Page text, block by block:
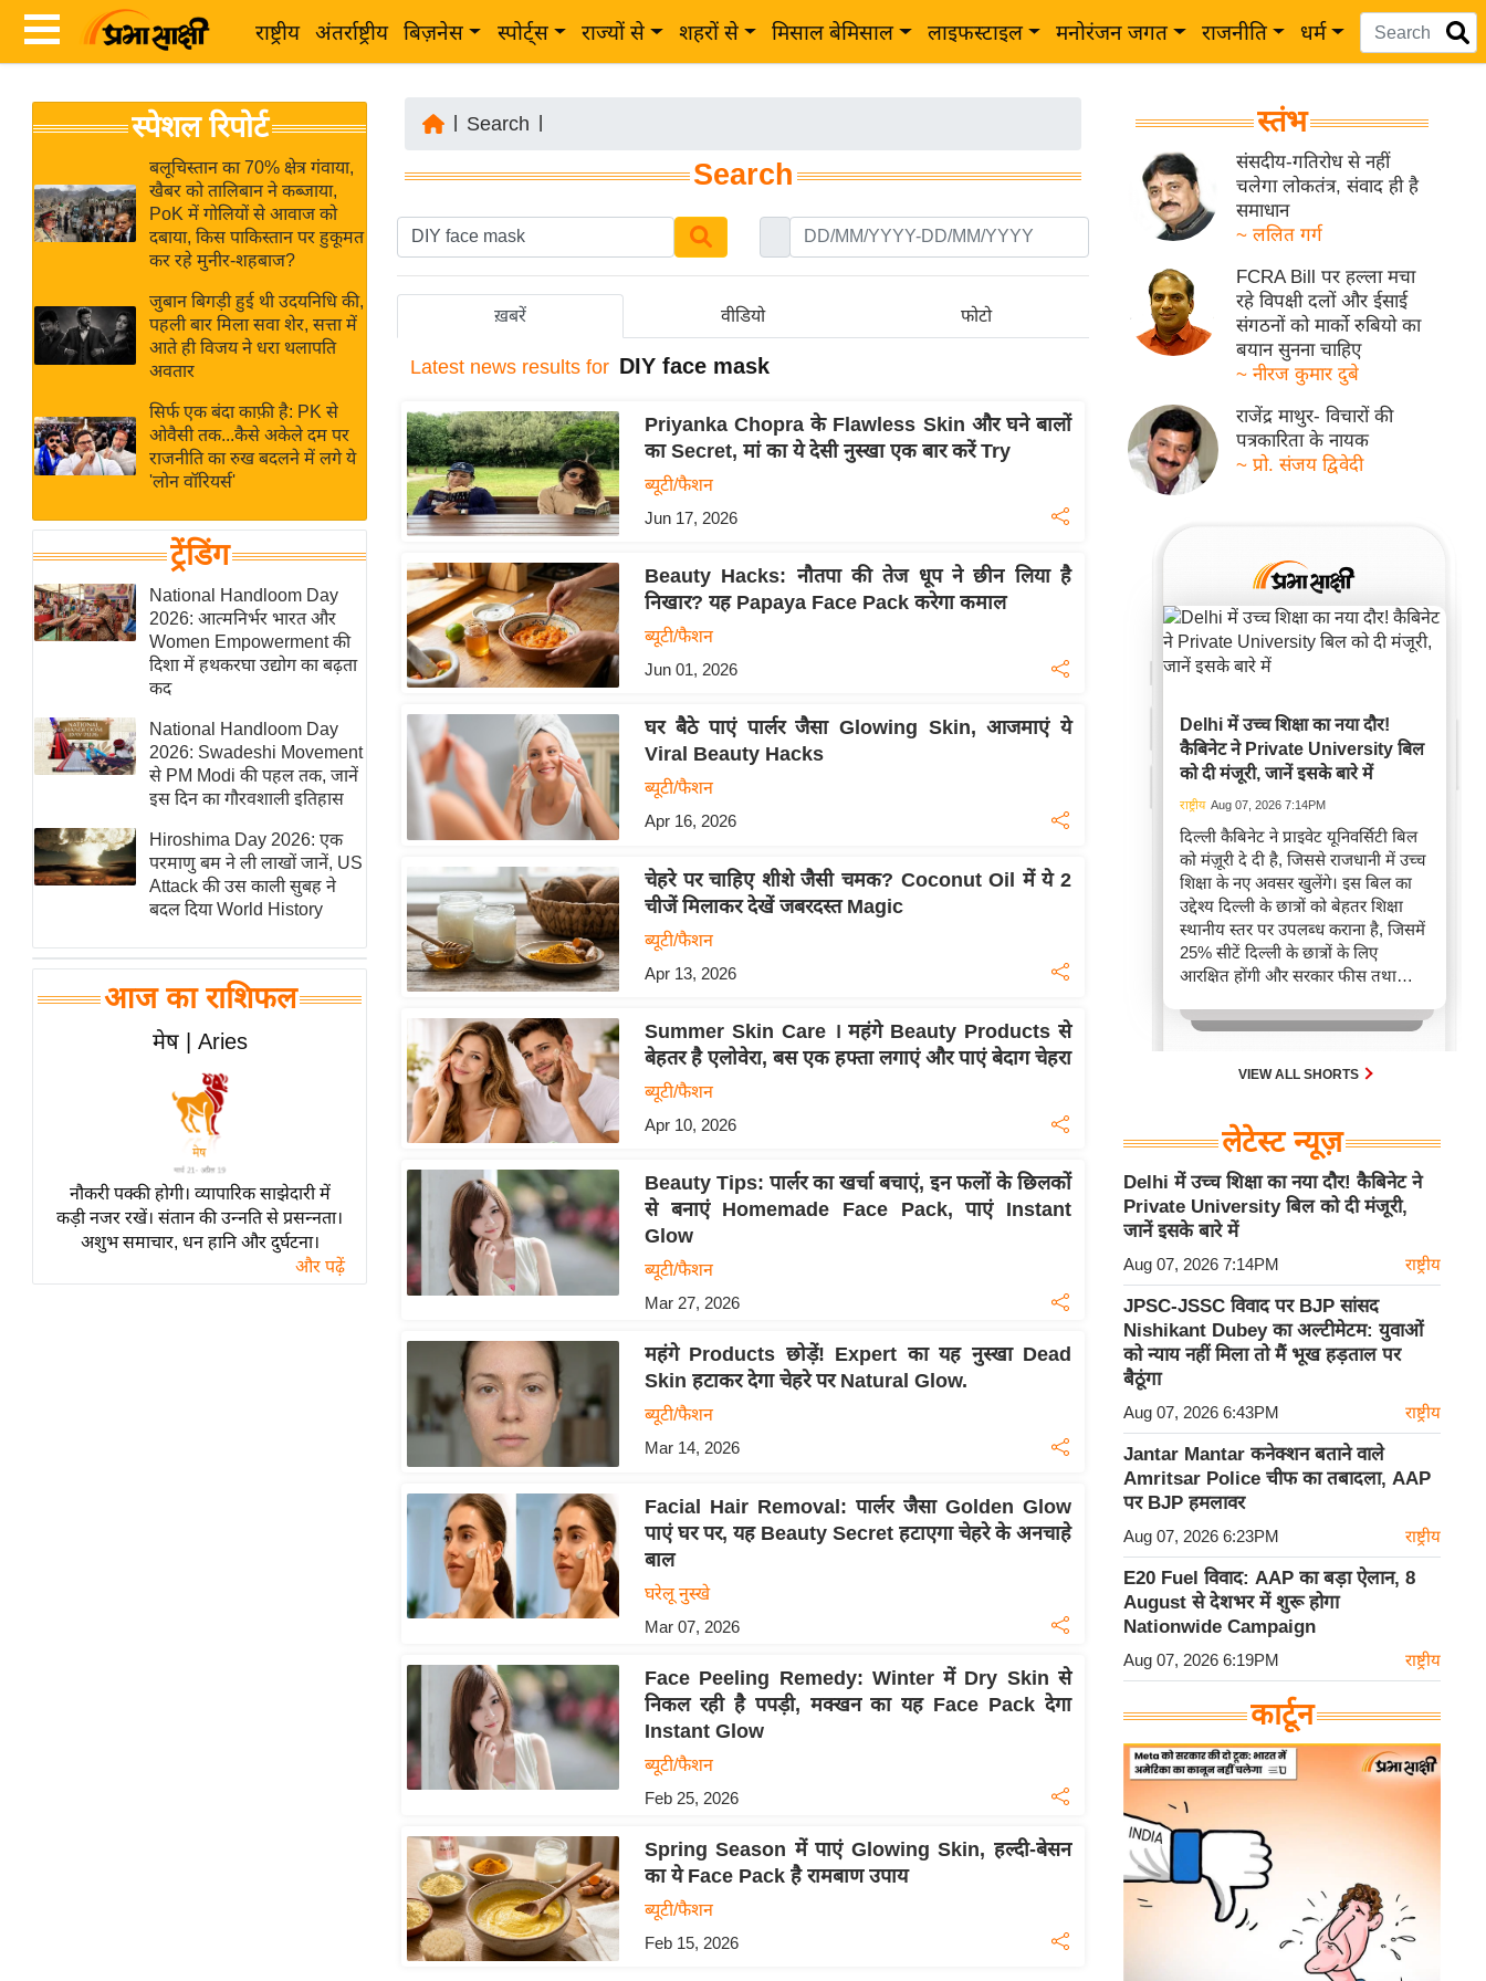
राष्ट्रीय अंतर्राष्ट्रीय बिज़नेस स्पोर्ट्स राज्यों से शहरों से मिसाल बेमिसाल लाइफस्टाइल मनोरंजन जगत राजनीति धर्म
News
Hindi
Hindi
Live
News in
Hindi
News
Hindi
Videos
ब
र
अंतर्राष्ट्रीय
बिज़नेस
उद्योग
विशेषज्ञ
राय
खेल
क्रिकेट
IPL
2026
मिसाल बेमिसाल
शख्सियत
यंग इंडिया
साहित्य जगत
ऑटो वर्ल्ड
न्यूज ब्रीफ
बॉलीवुड
हॉलीवुड
फिल्म समीक्षा
लाइफस्टाइल
टेक्नॉलॉजी
ब्यूटी/फैशन
घरेलू नुस्खे
स्पेशल रिपोर्ट
बलूचिस्तान का 70% क्षेत्र गंवाया,
खैबर को तालिबान ने कब्जाया,
PoK में गोलियों से आवाज को
दबाया, किस पाकिस्तान पर हुकूमत
कर रहे मुनीर-शहबाज?
जुबान बिगड़ी हुई थी उदयनिधि की,
पहली बार मिला सवा शेर, सत्ता में
आते ही विजय ने धरा थलापति
अवतार
सिर्फ एक बंदा काफ़ी है: PK से
ओवैसी तक...कैसे अकेले दम पर
राजनीति का रुख बदलने में लगे ये
'लोन वॉरियर्स'
ट्रेंडिंग
National Handloom Day
2026: आत्मनिर्भर भारत और
Women Empowerment की
दिशा में हथकरघा उद्योग का बढ़ता
कद
National Handloom Day
2026: Swadeshi Movement
से PM Modi की पहल तक, जानें
इस दिन का गौरवशाली इतिहास
Hiroshima Day 2026: एक
परमाणु बम ने ली लाखों जानें, US
Attack की उस काली सुबह ने
बदल दिया World History
आज का राशिफल
मेष | Aries
नौकरी पक्की होगी। व्यापारिक साझेदारी में
कड़ी नजर रखें। संतान की उन्नति से प्रसन्नता।
अशुभ समाचार, धन हानि और दुर्घटना।
और पढ़ें
Search
Search
ख़बरें वीडियो फोटो
Latest news results for DIY face mask
Priyanka Chopra के Flawless Skin और घने बालों
का Secret, मां का ये देसी नुस्खा एक बार करें Try
ब्यूटी/फैशन
Jun 17, 2026
Beauty Hacks: नौतपा की तेज धूप ने छीन लिया है
निखार? यह Papaya Face Pack करेगा कमाल
ब्यूटी/फैशन
Jun 01, 2026
घर बैठे पाएं पार्लर जैसा Glowing Skin, आजमाएं ये
Viral Beauty Hacks
ब्यूटी/फैशन
Apr 16, 2026
चेहरे पर चाहिए शीशे जैसी चमक? Coconut Oil में ये 2
चीजें मिलाकर देखें जबरदस्त Magic
ब्यूटी/फैशन
Apr 13, 2026
Summer Skin Care । महंगे Beauty Products से
बेहतर है एलोवेरा, बस एक हफ्ता लगाएं और पाएं बेदाग चेहरा
ब्यूटी/फैशन
Apr 10, 2026
Beauty Tips: पार्लर का खर्चा बचाएं, इन फलों के छिलकों
से बनाएं Homemade Face Pack, पाएं Instant
Glow
ब्यूटी/फैशन
Mar 27, 2026
महंगे Products छोड़ें! Expert का यह नुस्खा Dead
Skin हटाकर देगा चेहरे पर Natural Glow.
ब्यूटी/फैशन
Mar 14, 2026
Facial Hair Removal: पार्लर जैसा Golden Glow
पाएं घर पर, यह Beauty Secret हटाएगा चेहरे के अनचाहे
बाल
घरेलू नुस्खे
Mar 07, 2026
Face Peeling Remedy: Winter में Dry Skin से
निकल रही है पपड़ी, मक्खन का यह Face Pack देगा
Instant Glow
ब्यूटी/फैशन
Feb 25, 2026
Spring Season में पाएं Glowing Skin, हल्दी-बेसन
का ये Face Pack है रामबाण उपाय
ब्यूटी/फैशन
Feb 15, 2026
स्तंभ
संसदीय-गतिरोध से नहीं
चलेगा लोकतंत्र, संवाद ही है
समाधान
~ ललित गर्ग
FCRA Bill पर हल्ला मचा
रहे विपक्षी दलों और ईसाई
संगठनों को मार्को रुबियो का
बयान सुनना चाहिए
~ नीरज कुमार दुबे
राजेंद्र माथुर- विचारों की
पत्रकारिता के नायक
~ प्रो. संजय द्विवेदी
Delhi में उच्च शिक्षा का नया दौर!
कैबिनेट ने Private University बिल
को दी मंजूरी, जानें इसके बारे में
राष्ट्रीय Aug 07, 2026 7:14PM
दिल्ली कैबिनेट ने प्राइवेट यूनिवर्सिटी बिल
को मंज़ूरी दे दी है, जिससे राजधानी में उच्च
शिक्षा के नए अवसर खुलेंगे। इस बिल का
उद्देश्य दिल्ली के छात्रों को बेहतर शिक्षा
स्थानीय स्तर पर उपलब्ध कराना है, जिसमें
25% सीटें दिल्ली के छात्रों के लिए
आरक्षित होंगी और सरकार फीस तथा
कदम एनईपी 2020 के तहत दिल्ली में
VIEW ALL SHORTS
लेटेस्ट न्यूज़
Delhi में उच्च शिक्षा का नया दौर! कैबिनेट ने
Private University बिल को दी मंजूरी,
जानें इसके बारे में
Aug 07, 2026 7:14PM राष्ट्रीय
JPSC-JSSC विवाद पर BJP सांसद
Nishikant Dubey का अल्टीमेटम: युवाओं
को न्याय नहीं मिला तो मैं भूख हड़ताल पर
बैठूंगा
Aug 07, 2026 6:43PM राष्ट्रीय
Jantar Mantar कनेक्शन बताने वाले
Amritsar Police चीफ का तबादला, AAP
पर BJP हमलावर
Aug 07, 2026 6:23PM राष्ट्रीय
E20 Fuel विवाद: AAP का बड़ा ऐलान, 8
August से देशभर में शुरू होगा
Nationwide Campaign
Aug 07, 2026 6:19PM राष्ट्रीय
कार्टून